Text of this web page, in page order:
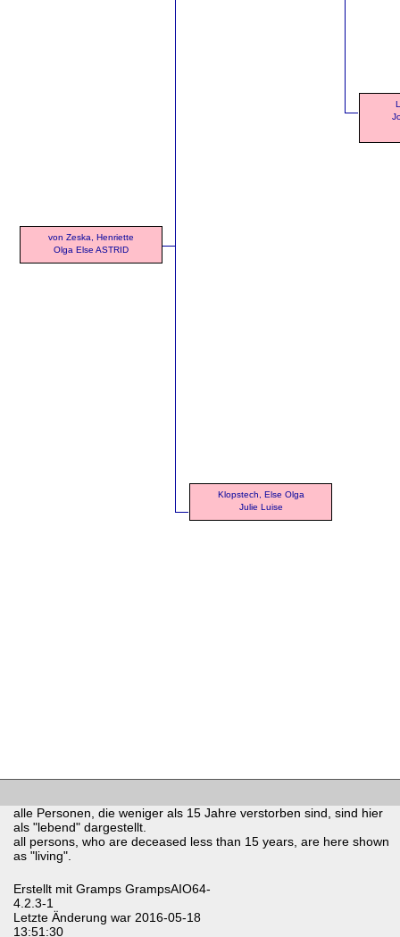
von Zeska, Henriette
Olga Else ASTRID
Klopstech, Else Olga
Julie Luise
alle Personen, die weniger als 15 Jahre verstorben sind, sind hier
als "lebend" dargestellt.
all persons, who are deceased less than 15 years, are here shown
as "living".
Erstellt mit Gramps GrampsAIO64-
4.2.3-1
Letzte Änderung war 2016-05-18
13:51:30